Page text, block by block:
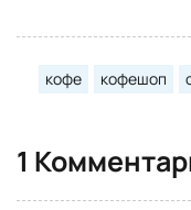
кофе кофешоп
1